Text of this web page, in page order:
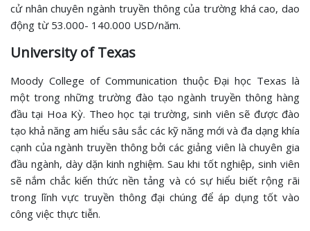
cử nhân chuyên ngành truyền thông của trường khá cao, dao
động từ 53.000- 140.000 USD/năm.
University of Texas
Moody College of Communication thuộc Đại học Texas là
một trong những trường đào tạo ngành truyền thông hàng
đầu tại Hoa Kỳ. Theo học tại trường, sinh viên sẽ được đào
tạo khả năng am hiểu sâu sắc các kỹ năng mới và đa dạng khía
cạnh của ngành truyền thông bởi các giảng viên là chuyên gia
đầu ngành, dày dặn kinh nghiệm. Sau khi tốt nghiệp, sinh viên
sẽ nắm chắc kiến thức nền tảng và có sự hiểu biết rộng rãi
trong lĩnh vực truyền thông đại chúng để áp dụng tốt vào
công việc thực tiễn.